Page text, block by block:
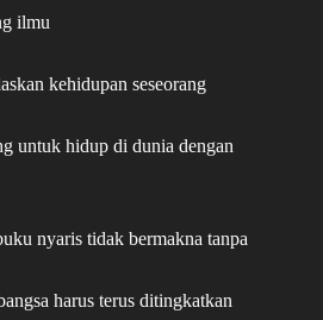
ilmu
kehidupan seseorang
untuk hidup di dunia dengan
nyaris tidak bermakna tanpa
harus terus ditingkatkan